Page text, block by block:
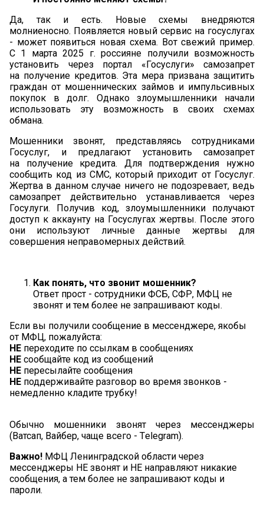
Да, так и есть. Новые схемы внедряются
молниеносно. Появляется новый сервис на госуслугах
- может появиться новая схема. Вот свежий пример.
С 1 марта 2025 г. россияне получили возможность
установить через портал «Госуслуги» самозапрет
на получение кредитов. Эта мера призвана защитить
граждан от мошеннических займов и импульсивных
покупок в долг. Однако злоумышленники начали
использовать эту возможность в своих схемах
обмана.
Мошенники звонят, представляясь сотрудниками
Госуслуг, и предлагают установить самозапрет
на получение кредита. Для подтверждения нужно
сообщить код из СМС, который приходит от Госуслуг.
Жертва в данном случае ничего не подозревает, ведь
самозапрет действительно устанавливается через
Госулуги. Получив код, злоумышленники получают
доступ к аккаунту на Госуслугах жертвы. После этого
они используют личные данные жертвы для
совершения неправомерных действий.
Как понять, что звонит мошенник?
Ответ прост - сотрудники ФСБ, СФР, МФЦ не
звонят и тем более не запрашивают коды.
Если вы получили сообщение в мессенджере, якобы
от МФЦ, пожалуйста:
НЕ переходите по ссылкам в сообщениях
НЕ сообщайте код из сообщений
НЕ пересылайте сообщения
НЕ поддерживайте разговор во время звонков -
немедленно кладите трубку!
Обычно мошенники звонят через мессенджеры
(Ватсап, Вайбер, чаще всего - Tеlegram).
Важно! МФЦ Ленинградской области через
мессенджеры НЕ звонят и НЕ направляют никакие
сообщения, а тем более не запрашивают коды и
пароли.